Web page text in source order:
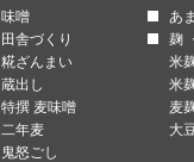
味噌
田舎づくり
糀ざんまい
蔵出し
特撰 麦味噌
二年麦
鬼怒ごし
あ
麹
米
米
麦
大